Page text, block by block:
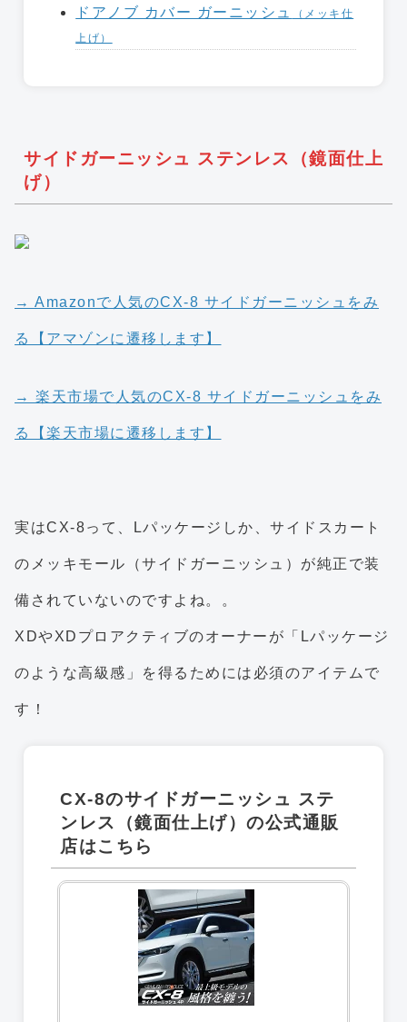
ドアノブ カバー ガーニッシュ
（メッキ仕
上げ）
サイドガーニッシュ ステンレス（鏡面仕上
げ）
→ Amazonで人気のCX-8 サイドガーニッシュをみ
る【アマゾンに遷移します】
→ 楽天市場で人気のCX-8 サイドガーニッシュをみ
る【楽天市場に遷移します】
実はCX-8って、Lパッケージしか、サイドスカート
のメッキモール（サイドガーニッシュ）が純正で装
備されていないのですよね。。
XDやXDプロアクティブのオーナーが「Lパッケージ
のような高級感」を得るためには必須のアイテムで
す！
CX-8のサイドガーニッシュ ステ
ンレス（鏡面仕上げ）の公式通販
店はこちら